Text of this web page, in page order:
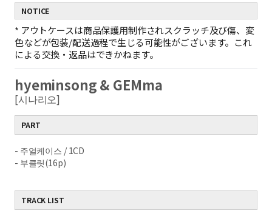
NOTICE
* アウトケースは商品保護用制作されスクラッチ及び傷、変
色などが包装/配送過程で生じる可能性がございます。これ
による交換・返品はできかねます。
hyeminsong & GEMma
[시나리오]
PART
- 주얼케이스 / 1CD
- 부클릿(16p)
TRACK LIST